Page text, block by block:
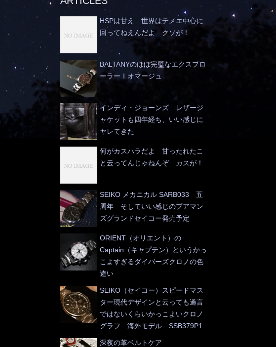
HSPは甘え 世界はテメエ中心に
回ってねえんだよ クソが！
BALTANYのほぼ完璧なエクスプロ
ーラーⅠオマージュ
インディ・ジョーンズ レザージ
ャケットも四年経ち、いい感じに
ヤレてきた
何がカスハラだよ 甘ったれたこ
と云ってんじゃねんぞ カスが！
SEIKO メカニカル SARB033 五
周年 そしていい感じのプアマン
ズグランドセイコー発売予定
ORIENT（オリエント）の
Captain（キャプテン）というかっ
こよすぎるダイバーズクロノの色
違い
SEIKO（セイコー）スピードマス
ター現代デザインと云っても過言
ではないくらいかっこよいクロノ
グラフ 海外モデル SSB379P1
深夜の革ベルトケア